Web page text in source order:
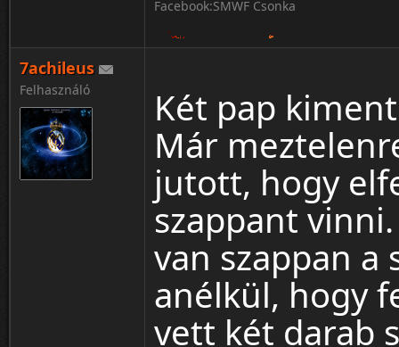
Facebook:SMWF Csonka
Rekordom killekből 1gek menetbe
Akik nem tudnak bannert készíteni
cooltext.com vagybannerbreak.com
7achileus
Felhasználó
Két pap
Már
jutott, hogy
szappant
van szappan a
anélkül, hogy
vett két darab